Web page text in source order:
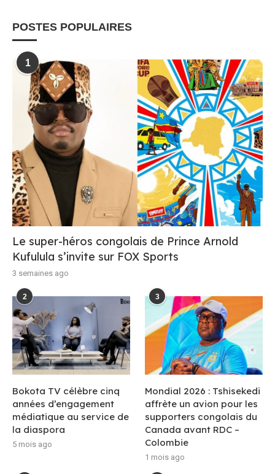
POSTES POPULAIRES
1
Le super-héros congolais de Prince Arnold
Kufulula s’invite sur FOX Sports
3 semaines ago
2
Bokota TV célèbre cinq
années d’engagement
médiatique au service de
la diaspora
5 mois ago
3
Mondial 2026 : Tshisekedi
affrète un avion pour les
supporters congolais du
Canada avant RDC –
Colombie
1 mois ago